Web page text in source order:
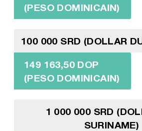
(PESO DOMINICAIN)
100 000 SRD (DOLLAR
149 163,50 DOP
(PESO DOMINICAIN)
1 000 000 SRD
SURINAME)